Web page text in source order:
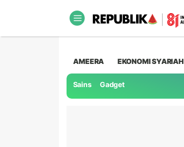
AMEERA EKONOMI SYARIAH
Sains Gadget